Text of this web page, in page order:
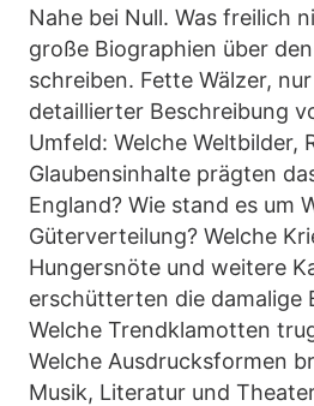
Nahe bei Null. Was freilich
große Biographien über
schreiben. Fette Wälzer,
detaillierter Beschreibung
Umfeld: Welche Weltbilder,
Glaubensinhalte prägten
England? Wie stand es um
Güterverteilung? Welche
Hungersnöte und weitere
erschütterten die damalige
Welche Trendklamotten
Welche Ausdrucksformen
Musik, Literatur und